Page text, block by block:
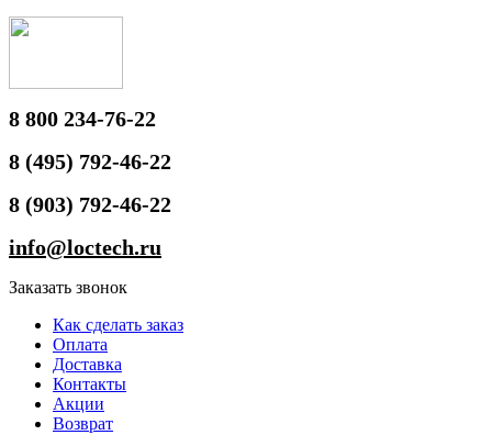
8 800 234-76-22
8 (495) 792-46-22
8 (903) 792-46-22
info@loctech.ru
Заказать звонок
Как сделать заказ
Оплата
Доставка
Контакты
Акции
Возврат